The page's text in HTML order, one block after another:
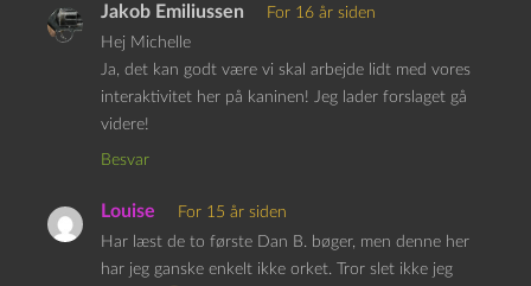
Jakob Emiliussen
For 16 år siden
Hej Michelle
Ja, det kan godt være vi skal arbejde lidt med vores
interaktivitet her på kaninen! Jeg lader forslaget gå
videre!
Besvar
Louise
For 15 år siden
Har læst de to første Dan B. bøger, men denne her
har jeg ganske enkelt ikke orket. Tror slet ikke jeg